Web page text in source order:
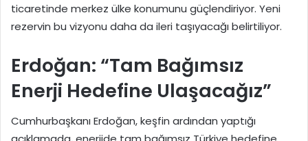
ticaretinde merkez ülke konumunu güçlendiriyor. Yeni
rezervin bu vizyonu daha da ileri taşıyacağı belirtiliyor.
Erdoğan: “Tam Bağımsız
Enerji Hedefine Ulaşacağız”
Cumhurbaşkanı Erdoğan, keşfin ardından yaptığı